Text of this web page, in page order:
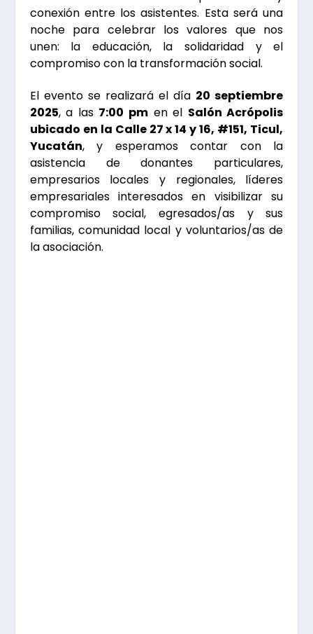
conexión entre los asistentes. Esta será una
noche para celebrar los valores que nos
unen: la educación, la solidaridad y el
compromiso con la transformación social.
El evento se realizará el día 20 septiembre
2025, a las 7:00 pm en el Salón Acrópolis
ubicado en la Calle 27 x 14 y 16, #151, Ticul,
Yucatán, y esperamos contar con la
asistencia de donantes particulares,
empresarios locales y regionales, líderes
empresariales interesados en visibilizar su
compromiso social, egresados/as y sus
familias, comunidad local y voluntarios/as de
la asociación.